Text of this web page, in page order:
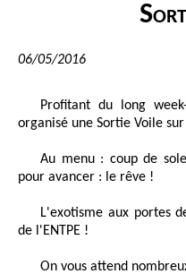
06/05/2016
Profitant du long
organisé une Sortie Voile
Au menu : coup de
pour avancer : le rêve !
L'exotisme aux portes
de l'ENTPE !
On vous attend